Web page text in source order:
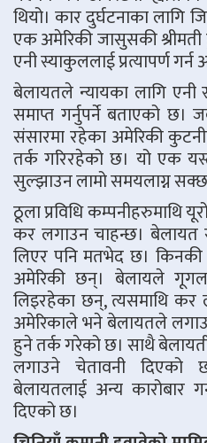
थियो। कार दुर्घटनाका लागि
एक अमेरिकी जासुसकी श्रीमती
एनी स्याकुललाई प्रत्यापर्ण गर्न
बेलायतले न्यायका लागि
समाप्त गर्नुपर्ने बताएको छ।
संसारमा रहेका अमेरिकी
तर्क गरिरहेको छ। यो एक
सुल्झाउन लामो समयलाग्न
ठूला प्रविधि कम्पनीहरुमाथि
कर लगाउन चाहन्छ। बेलायत
लिएर पनि मतभेद छ। किनकी
अमेरिकी छन्। बेलायले
लिइरहेका छन्, त्यसमाथि कर
अमेरिकाले भने बेलायतले
हुने तर्क गरेको छ। साथै
लगाउने चेतावनी दिएको
बेलायतलाई अन्य कारोबार
दिएको छ।